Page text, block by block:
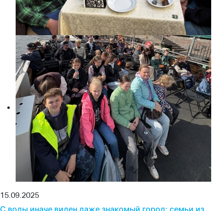
15.09.2025
С воды иначе виден даже знакомый город: семьи из